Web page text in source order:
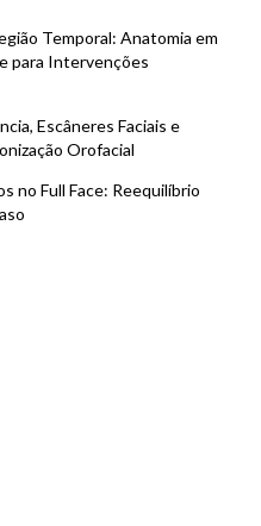
Temporal: Anatomia em
para Intervenções
Escâneres Faciais e
Orofacial
no Full Face: Reequilíbrio